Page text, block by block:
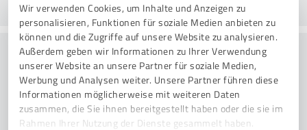
Wir verwenden Cookies, um Inhalte und Anzeigen zu
personalisieren, Funktionen für soziale Medien anbieten zu
können und die Zugriffe auf unsere Website zu analysieren.
Außerdem geben wir Informationen zu Ihrer Verwendung
unserer Website an unsere Partner für soziale Medien,
Werbung und Analysen weiter. Unsere Partner führen diese
Informationen möglicherweise mit weiteren Daten
zusammen, die Sie ihnen bereitgestellt haben oder die sie im
Rahmen Ihrer Nutzung der Dienste gesammelt haben.
Beratung